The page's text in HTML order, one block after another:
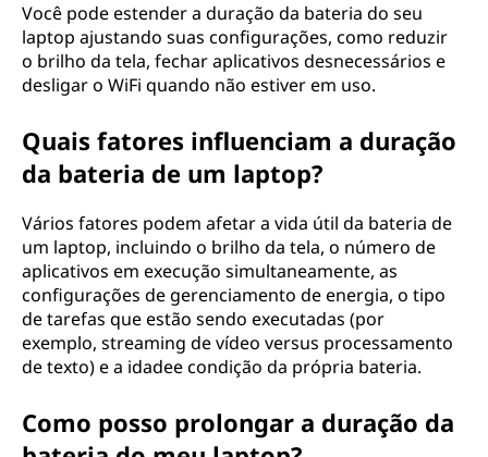
Você pode estender a duração da bateria do seu
laptop ajustando suas configurações, como reduzir
o brilho da tela, fechar aplicativos desnecessários e
desligar o WiFi quando não estiver em uso.
Quais fatores influenciam a duração
da bateria de um laptop?
Vários fatores podem afetar a vida útil da bateria de
um laptop, incluindo o brilho da tela, o número de
aplicativos em execução simultaneamente, as
configurações de gerenciamento de energia, o tipo
de tarefas que estão sendo executadas (por
exemplo, streaming de vídeo versus processamento
de texto) e a idadee condição da própria bateria.
Como posso prolongar a duração da